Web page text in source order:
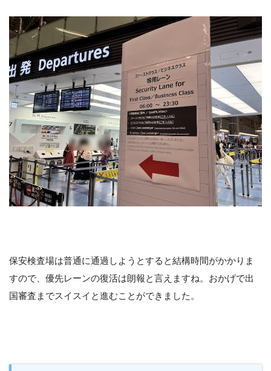
保安検査場は普通に通過しようとすると結構時間がかかりま
すので、優先レーンの復活は朗報と言えますね。おかげで出
国審査までスイスイと進むことができました。